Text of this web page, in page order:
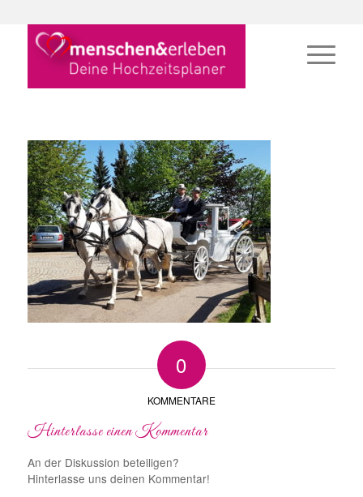
0
KOMMENTARE
Hinterlasse einen Kommentar
An der Diskussion beteiligen?
Hinterlasse uns deinen Kommentar!